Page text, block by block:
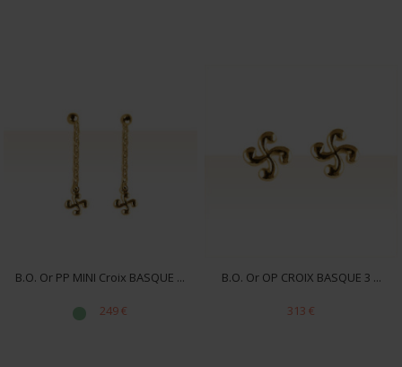
B.O. Or PP MINI Croix BASQUE ...
249 €
B.O. Or OP CROIX BASQUE 3 ...
313 €